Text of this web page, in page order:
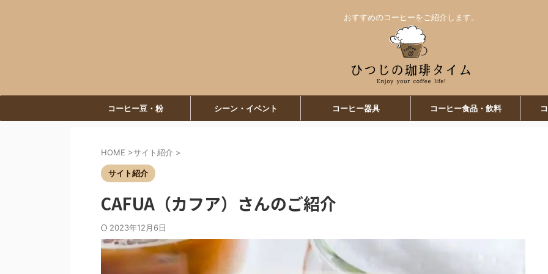
おすすめのコーヒーをご紹介します。
コーヒー豆・粉 シーン・イベント コーヒー器具 コーヒー食品・飲料
HOME >サイト紹介 >
サイト紹介
CAFUA（カフア）さんのご紹介
2023年12月6日